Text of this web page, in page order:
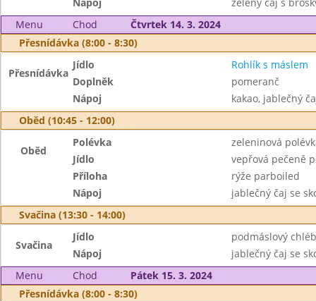
Menu
Chod
Čtvrtek 14. 3. 2024
Přesnídávka (8:00 - 8:30)
Přesnídávka
Jídlo
Rohlík s máslem
Doplněk
pomeranč
Nápoj
kakao, jablečný
Oběd (10:45 - 12:00)
Oběd
Polévka
zeleninová
Jídlo
vepřová pečeně
Příloha
rýže parboiled
Nápoj
jablečný čaj se
Svačina (13:30 - 14:00)
Svačina
Jídlo
podmáslový
Nápoj
jablečný čaj se
Menu
Chod
Pátek 15. 3. 2024
Přesnídávka (8:00 - 8:30)